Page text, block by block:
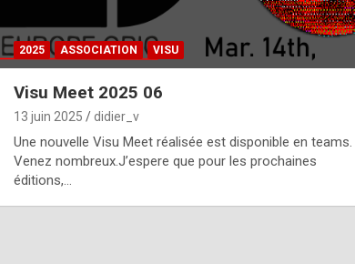
2025 ASSOCIATION VISU
Visu Meet 2025 06
13 juin 2025 didier_v
Une nouvelle Visu Meet réalisée est disponible en teams.
Venez nombreux.J’espere que pour les prochaines
éditions,…